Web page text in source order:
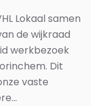
Lokaal samen
de wijkraad
werkbezoek
Dit
vaste